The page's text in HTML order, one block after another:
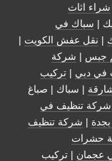
شراء اثاث
| سباك في
| نقل عفش الكويت |
جبس | شركة
في دبي | تركيب
| سباك | صباغ
شركة تنظيف في
| شركة تنظيف
حشرات
عجمان | تركيب